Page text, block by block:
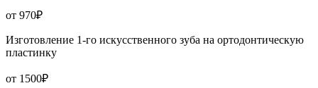
от 970₽
Изготовление 1-го искусственного зуба на ортодонтическую
пластинку
от 1500₽